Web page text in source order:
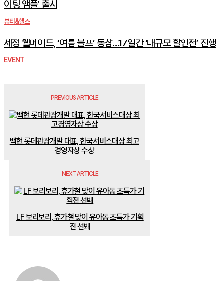
이팅 앰플’ 출시
뷰티&헬스
세정 웰메이드, ‘여름 블프’ 동참…17일간 ‘대규모 할인전’ 진행
EVENT
PREVIOUS ARTICLE
백현 롯데관광개발 대표, 한국서비스대상 최고
경영자상 수상
NEXT ARTICLE
LF 보리보리, 휴가철 맞이 유아동 초특가 기획
전 선봬